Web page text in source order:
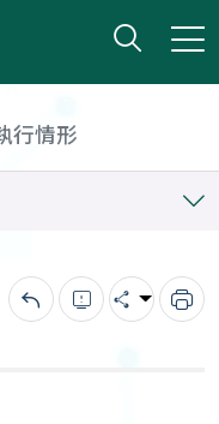
打開
小版
行情形
回上一頁錯誤回報
分享 列